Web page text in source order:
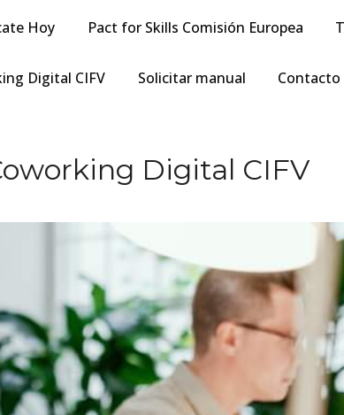
Hoy Pact for Skills Comisión Europea
Digital CIFV Solicitar manual Contacto
Digital CIFV